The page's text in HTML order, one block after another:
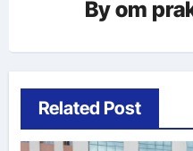
Byom
Related Post